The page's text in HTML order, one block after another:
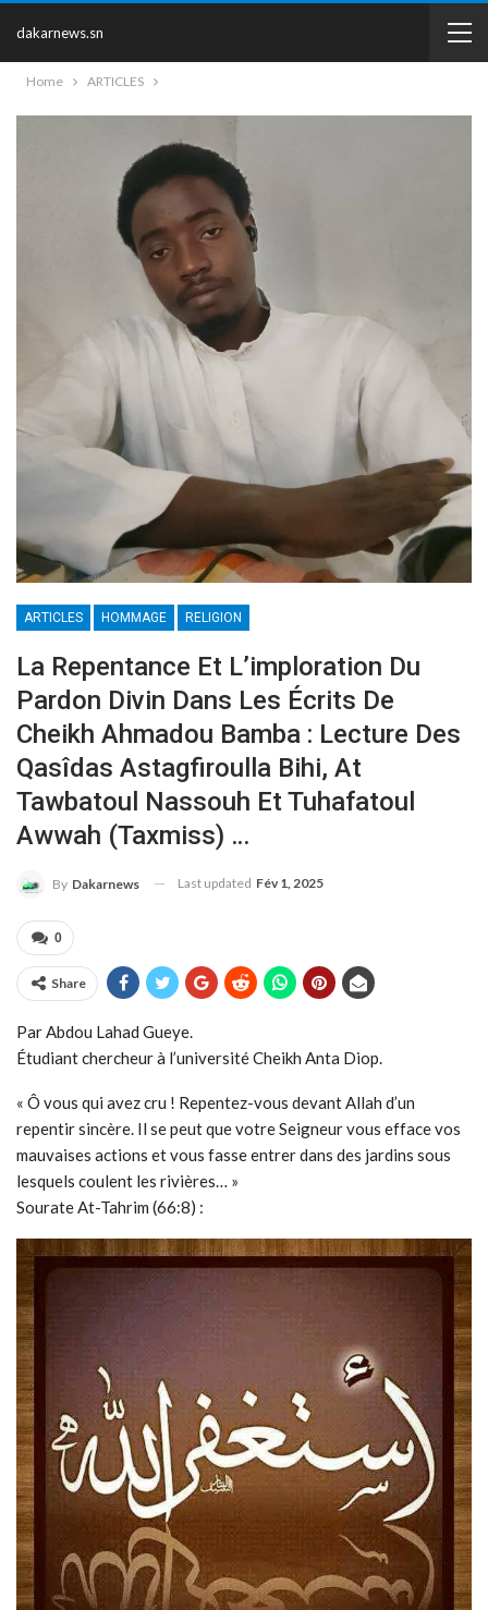
dakarnews.sn
Home ARTICLES
ARTICLES HOMMAGE RELIGION
La Repentance Et L’imploration Du
Pardon Divin Dans Les Écrits De
Cheikh Ahmadou Bamba : Lecture Des
Qasîdas Astagfiroulla Bihi, At
Tawbatoul Nassouh Et Tuhafatoul
Awwah (Taxmiss) …
By Dakarnews Last updated Fév 1, 2025
0
Share
Par Abdou Lahad Gueye.
Étudiant chercheur à l’université Cheikh Anta Diop.
« Ô vous qui avez cru ! Repentez-vous devant Allah d’un
repentir sincère. Il se peut que votre Seigneur vous efface vos
mauvaises actions et vous fasse entrer dans des jardins sous
lesquels coulent les rivières… »
Sourate At-Tahrim (66:8) :